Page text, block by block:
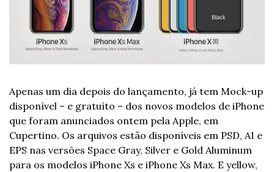
Apenas um dia depois do lançamento, já tem Mock-up
disponível – e gratuíto – dos novos modelos de iPhone
que foram anunciados ontem pela Apple, em
Cupertino. Os arquivos estão disponíveis em PSD, AI e
EPS nas versões Space Gray, Silver e Gold Aluminum
para os modelos iPhone Xs e iPhone Xs Max. E yellow,